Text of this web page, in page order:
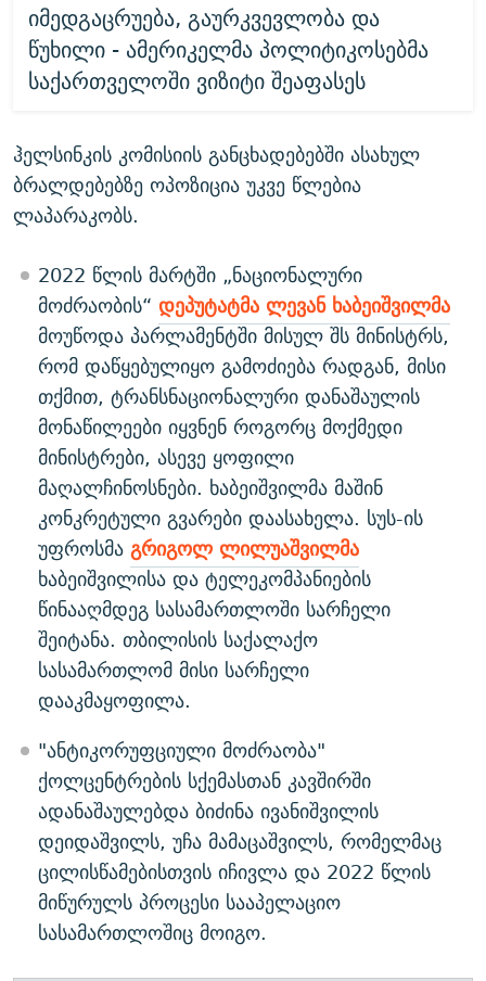
იმედგაცრუება, გაურკვევლობა და
წუხილი - ამერიკელმა პოლიტიკოსებმა
საქართველოში ვიზიტი შეაფასეს
ჰელსინკის კომისიის განცხადებებში ასახულ
ბრალდებებზე ოპოზიცია უკვე წლებია
ლაპარაკობს.
2022 წლის მარტში „ნაციონალური
მოძრაობის“ დეპუტატმა ლევან ხაბეიშვილმა
მოუწოდა პარლამენტში მისულ შს მინისტრს,
რომ დაწყებულიყო გამოძიება რადგან, მისი
თქმით, ტრანსნაციონალური დანაშაულის
მონაწილეები იყვნენ როგორც მოქმედი
მინისტრები, ასევე ყოფილი
მაღალჩინოსნები. ხაბეიშვილმა მაშინ
კონკრეტული გვარები დაასახელა. სუს-ის
უფროსმაგრიგოლ ლილუაშვილმა
ხაბეიშვილისა და ტელეკომპანიების
წინააღმდეგ სასამართლოში სარჩელი
შეიტანა. თბილისის საქალაქო
სასამართლომ მისი სარჩელი
დააკმაყოფილა.
"ანტიკორუფციული მოძრაობა"
ქოლცენტრების სქემასთან კავშირში
ადანაშაულებდა ბიძინა ივანიშვილის
დეიდაშვილს, უჩა მამაცაშვილს, რომელმაც
ცილისწამებისთვის იჩივლა და 2022 წლის
მიწურულს პროცესი სააპელაციო
სასამართლოშიც მოიგო.